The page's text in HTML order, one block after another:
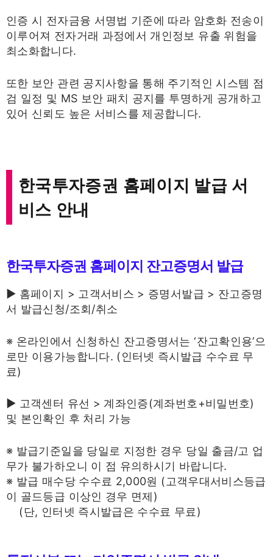
인증 시 전자금융 서명법 기준에 따라 암호화 전송이
이루어져 전자거래 과정에서 개인정보 유출 위험을
최소화합니다.
또한 보안 관련 공지사항을 통해 주기적인 시스템 점
검 일정 및 MS 보안 패치 공지를 투명하게 공개하고
있어 신뢰도 높은 서비스를 제공합니다.
한국투자증권 홈페이지 발급 서
비스 안내
한국투자증권 홈페이지 잔고증명서 발급
▶ 홈페이지 > 고객서비스 > 증명서발급 > 잔고증명
서 발급신청/조회/취소
※ 온라인에서 신청하신 잔고증명서는 ‘잔고확인용’으
로만 이용가능합니다. (인터넷 즉시발급 수수료 무
료)
▶ 고객센터 유선 > 계좌인증(계좌번호+비밀번호)
및 본인확인 후 처리 가능
※ 발급기준일을 당일로 지정한 경우 당일 출금/고 업
무가 불가하오니 이 점 유의하시기 바랍니다.
※ 발급 매수당 수수료 2,000원 (고객우대서비스등급
이 골드등급 이상인 경우 면제)
(단, 인터넷 즉시발급은 수수료 무료)